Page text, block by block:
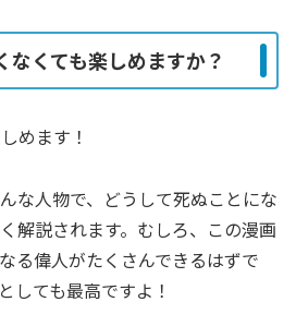
なくても楽しめますか？
めます！
な人物で、どうして死ぬことにな
解説されます。むしろ、この漫画
る偉人がたくさんできるはずで
しても最高ですよ！